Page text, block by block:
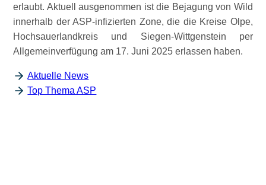
erlaubt. Aktuell ausgenommen ist die Bejagung von Wild
innerhalb der ASP-infizierten Zone, die die Kreise Olpe,
Hochsauerlandkreis und Siegen-Wittgenstein per
Allgemeinverfügung am 17. Juni 2025 erlassen haben.
Aktuelle News
Top Thema ASP